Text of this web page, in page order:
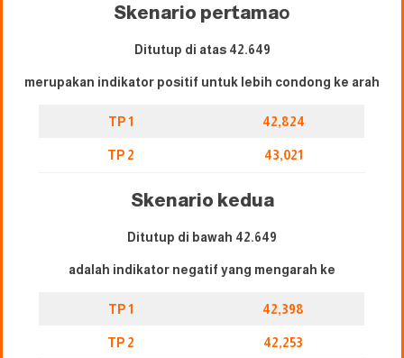
Skenario pertamao
Ditutup di atas 42.649
merupakan indikator positif untuk lebih condong ke arah
TP 1 42,824
TP 2 43,021
Skenario kedua
Ditutup di bawah 42.649
adalah indikator negatif yang mengarah ke
TP 1 42,398
TP 2 42,253